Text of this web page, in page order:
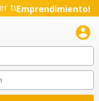
tuEmprendimiento!
